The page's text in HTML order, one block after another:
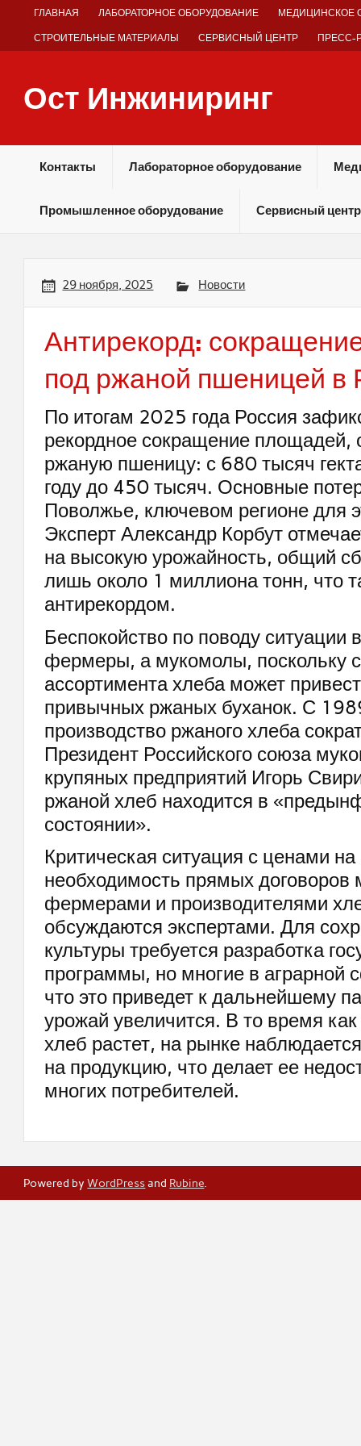
ГЛАВНАЯ ЛАБОРАТОРНОЕ ОБОРУДОВАНИЕ МЕДИЦИНСКОЕ
СТРОИТЕЛЬНЫЕ МАТЕРИАЛЫ СЕРВИСНЫЙ ЦЕНТР ПРЕСС-
Ост Инжиниринг
Контакты Лабораторное оборудование
Промышленное оборудование Сервисный центр
29 ноября, 2025 Новости
Антирекорд:
под ржаной пшеницей в
По итогам 2025 года Россия
рекордное сокращение площадей,
ржаную пшеницу: с 680 тысяч
году до 450 тысяч. Основные
Поволжье, ключевом регионе для
Эксперт Александр Корбут
на высокую урожайность, общий
лишь около 1 миллиона тонн, что
антирекордом.
Беспокойство по поводу ситуации
фермеры, а мукомолы, поскольку
ассортимента хлеба может
привычных ржаных буханок. С
производство ржаного хлеба
Президент Российского союза
крупяных предприятий Игорь
ржаной хлеб находится в
состоянии».
Критическая ситуация с ценами
необходимость прямых договоров
фермерами и производителями
обсуждаются экспертами. Для
культуры требуется разработка
программы, но многие в аграрной
что это приведет к дальнейшему
урожай увеличится. В то время
хлеб растет, на рынке
на продукцию, что делает ее
многих потребителей.
Powered byWordPressand Rubine